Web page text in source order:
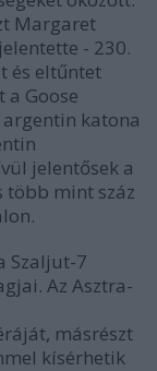
Margaret
- 230.
és eltűntet
Goose
katona
jelentősek a
több mint száz
Szaljut-7
Az Asztra-
másrészt
kísérhetik